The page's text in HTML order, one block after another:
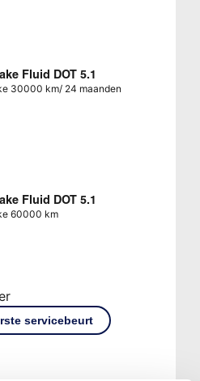
Fluid DOT 5.1
30000 km/ 24 maanden
Fluid DOT 5.1
60000 km
servicebeurt